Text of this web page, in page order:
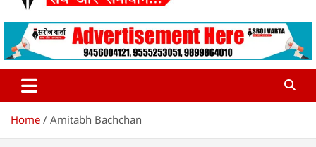
Sroj Varta
www.srojvarta.in
Home Amitabh Bachchan